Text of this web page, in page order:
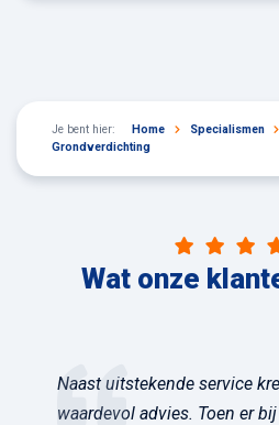
Je bent hier: Home Specialismen
Grondverdichting
Wat onze
Naast uitstekende service
waardevol advies. Toen er